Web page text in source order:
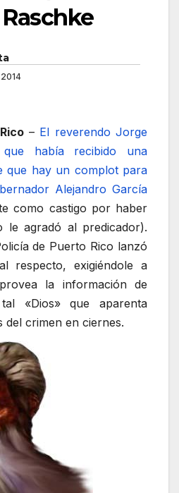
2014
– El reverendo Jorge
que había recibido una
que hay un complot para
Alejandro García
como castigo por haber
le agradó al predicador).
de Puerto Rico lanzó
respecto, exigiéndole a
la información de
«Dios» que aparenta
del crimen en ciernes.